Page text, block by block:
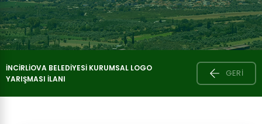
İNCIRLIOVA BELEDIYESI KURUMSAL LOGO
YARIŞMASI İLANI
GERI